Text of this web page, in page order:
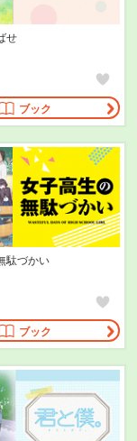
せ
ブック
駄づかい
ブック